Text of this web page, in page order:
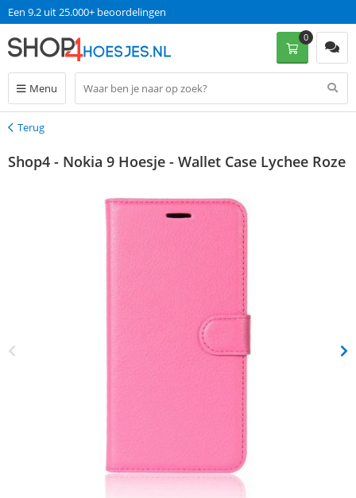
Een 9.2 uit 25.000+ beoordelingen
Menu
0
Terug
Terug
Shop4 - Nokia 9 Hoesje - Wallet Case Lychee Roze